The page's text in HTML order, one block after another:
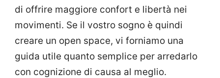
di offrire maggiore confort e libertà nei
movimenti. Se il vostro sogno è quindi
creare un open space, vi forniamo una
guida utile quanto semplice per arredarlo
con cognizione di causa al meglio.